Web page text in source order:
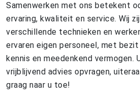
Samenwerken met ons betekent
ervaring, kwaliteit en service. Wij
verschillende technieken en
ervaren eigen personeel, met
kennis en meedenkend vermogen.
vrijblijvend advies opvragen,
graag naar u toe!